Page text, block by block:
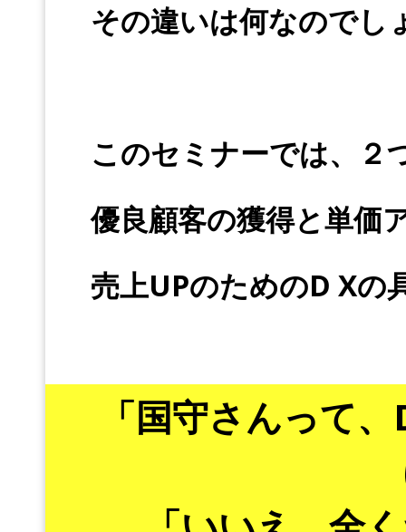
その違いは何なのでし
このセミナーでは、２
優良顧客の獲得と単価
売上UPのためのD Xの
「国守さんって